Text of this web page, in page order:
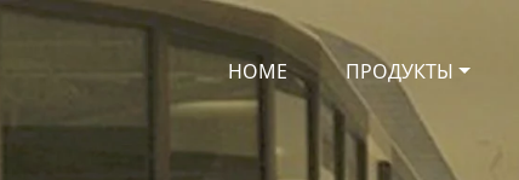
HOME ПРОДУКТЫ